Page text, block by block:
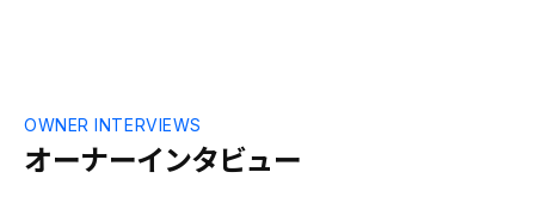
オーナーインタビュー
OWNER INTERVIEWS